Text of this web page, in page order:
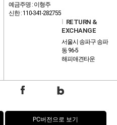
예금주명 : 이형주
신한 : 110-341-282755
l RETURN &
EXCHANGE
서울시 송파구 송파
동 96-5
해피애견타운
PC버전으로 보기